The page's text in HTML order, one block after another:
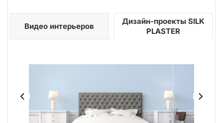
Видео интерьеров
Дизайн-проекты SILK
PLASTER